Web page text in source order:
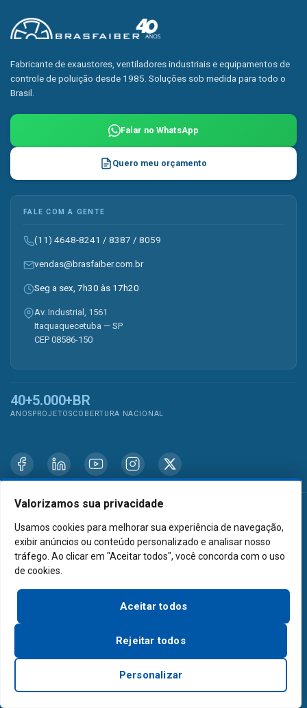
Valorizamos sua privacidade
Usamos cookies para melhorar sua experiência de navegação,
exibir anúncios ou conteúdo personalizado e analisar nosso
tráfego. Ao clicar em "Aceitar todos", você concorda com o uso
de cookies.
Personalizar
Rejeitar todos
Aceitar todos
Fabricante de exaustores, ventiladores industriais e equipamentos de
controle de poluição desde 1985. Soluções sob medida para todo o
Brasil.
Falar no WhatsApp
Quero meu orçamento
FALE COM A GENTE
(11) 4648-8241 / 8387 / 8059
vendas@brasfaiber.com.br
Seg a sex, 7h30 às 17h20
Av. Industrial, 1561
Itaquaquecetuba — SP
CEP 08586-150
40+
ANOS
5.000+
PROJETOS
BR
COBERTURA NACIONAL
Exaustor Axial
Exaustor Axial a Prova de Explosão